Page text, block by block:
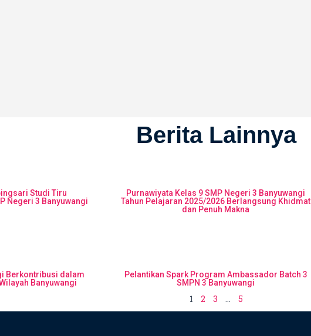
Berita Lainnya
Studi Tiru
Negeri 3 Banyuwangi
Purnawiyata Kelas 9 SMP Negeri 3 Banyuwangi
Tahun Pelajaran 2025/2026 Berlangsung Khidmat
dan Penuh Makna
Berkontribusi dalam
Banyuwangi
Pelantikan Spark Program Ambassador Batch 3
SMPN 3 Banyuwangi
1 2 3 … 5